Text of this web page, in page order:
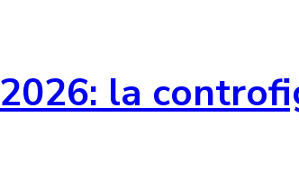
la